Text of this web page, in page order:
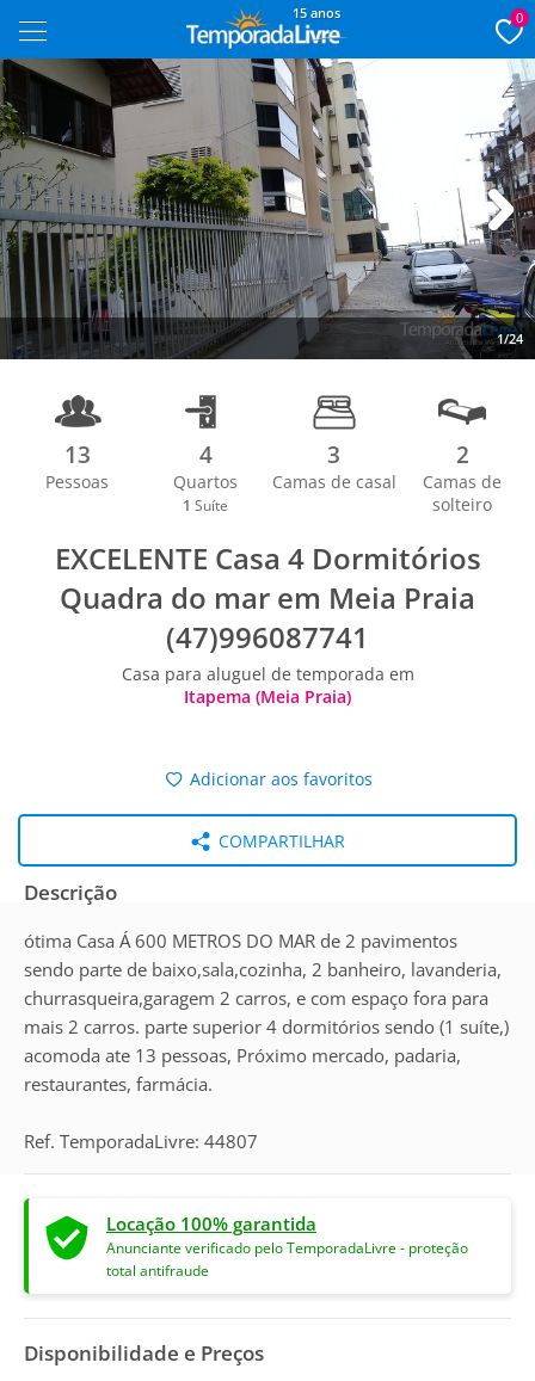
15 anos 0
1/24
Next
13
Pessoas
4
Quartos
1 Suíte
3
Camas de casal
2
Camas de
solteiro
EXCELENTE Casa 4 Dormitórios
Quadra do mar em Meia Praia
(47)996087741
Casa para aluguel de temporada em
Itapema (Meia Praia)
Adicionar aos favoritos
COMPARTILHAR
Descrição
ótima Casa Á 600 METROS DO MAR de 2 pavimentos
sendo parte de baixo,sala,cozinha, 2 banheiro, lavanderia,
churrasqueira,garagem 2 carros, e com espaço fora para
mais 2 carros. parte superior 4 dormitórios sendo (1 suíte,)
acomoda ate 13 pessoas, Próximo mercado, padaria,
restaurantes, farmácia.
Ref. TemporadaLivre: 44807
Locação 100% garantida
Anunciante verificado pelo TemporadaLivre - proteção
total antifraude
Disponibilidade e Preços